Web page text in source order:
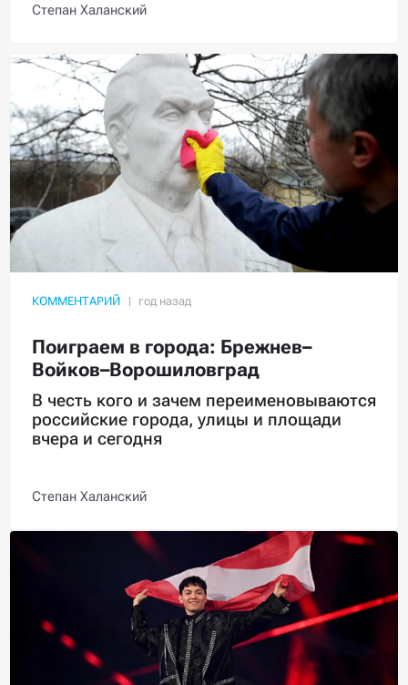
Степан Халанский
КОММЕНТАРИЙ
Поиграем в города: Брежнев–
Войков–Ворошиловград
В честь кого и зачем переименовываются
российские города, улицы и площади
вчера и сегодня
Степан Халанский